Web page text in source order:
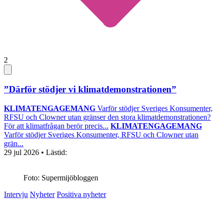
2
”Därför stödjer vi klimatdemonstrationen”
KLIMATENGAGEMANG Varför stödjer Sveriges Konsumenter,
RFSU och Clowner utan gränser den stora klimatdemonstrationen?
För att klimatfrågan berör precis... KLIMATENGAGEMANG
Varför stödjer Sveriges Konsumenter, RFSU och Clowner utan
grän...
29 jul 2026 • Lästid:
Foto: Supermijöbloggen
Intervju Nyheter Positiva nyheter